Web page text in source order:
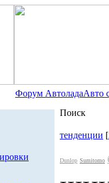
Форум АвтоладаАвто
Поиск
тенденции [
Dunlop Sumitomo